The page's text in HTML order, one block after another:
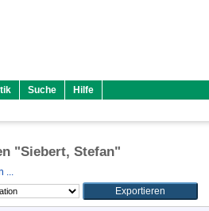
Suche Hilfe
"Siebert, Stefan"
...